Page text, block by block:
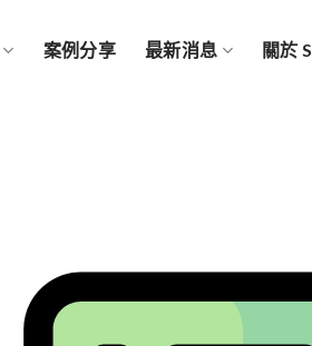
案例分享 最新消息 關於